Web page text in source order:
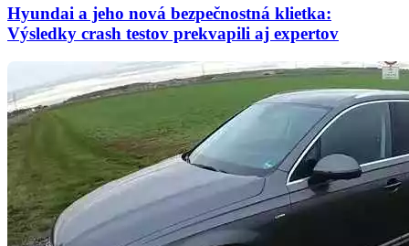
Hyundai a jeho nová bezpečnostná klietka:
Výsledky crash testov prekvapili aj expertov